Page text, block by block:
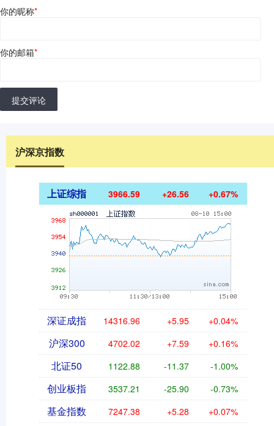
你的昵称*
你的邮箱*
提交评论
沪深京指数
上证综指 3966.59 +26.56 +0.67%
深证成指 14316.96 +5.95 +0.04%
沪深300 4702.02 +7.59 +0.16%
北证50 1122.88 -11.37 -1.00%
创业板指 3537.21 -25.90 -0.73%
基金指数 7247.38 +5.28 +0.07%